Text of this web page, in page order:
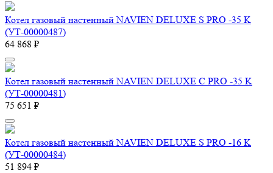
Котел газовый настенный NAVIEN DELUXE S PRO -35 K
(УТ-00000487)
64 868 ₽
Котел газовый настенный NAVIEN DELUXE С PRO -35 K
(УТ-00000481)
75 651 ₽
Котел газовый настенный NAVIEN DELUXE S PRO -16 K
(УТ-00000484)
51 894 ₽